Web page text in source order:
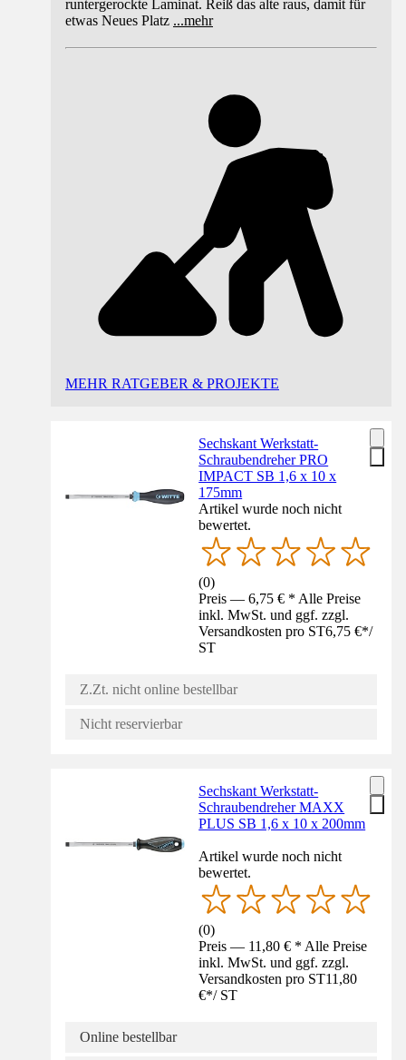
runtergerockte Laminat. Reiß das alte raus, damit für
etwas Neues Platz ...mehr
MEHR RATGEBER & PROJEKTE
Sechskant Werkstatt-
Schraubendreher PRO
IMPACT SB 1,6 x 10 x
175mm
Artikel wurde noch nicht
bewertet.
(0)
Preis — 6,75 € * Alle Preise
inkl. MwSt. und ggf. zzgl.
Versandkosten pro ST6,75 €*/
ST
Z.Zt. nicht online bestellbar
Nicht reservierbar
Sechskant Werkstatt-
Schraubendreher MAXX
PLUS SB 1,6 x 10 x 200mm
Artikel wurde noch nicht
bewertet.
(0)
Preis — 11,80 € * Alle Preise
inkl. MwSt. und ggf. zzgl.
Versandkosten pro ST11,80
€*/ ST
Online bestellbar